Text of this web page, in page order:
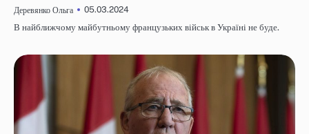
Деревянко Ольга
05.03.2024
В найближчому майбутньому французьких військ в Україні не буде.